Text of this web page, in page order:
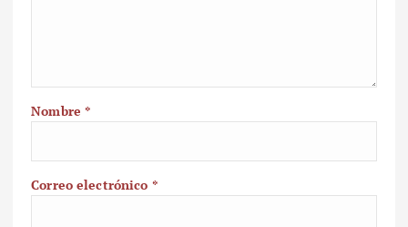
Nombre*
Correo electrónico *